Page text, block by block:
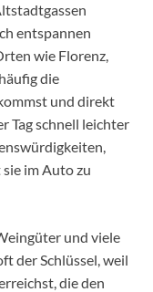
entspannen
wie Florenz,
die
und direkt
Tag schnell leichter
im Auto zu
und viele
der Schlüssel, weil
die den